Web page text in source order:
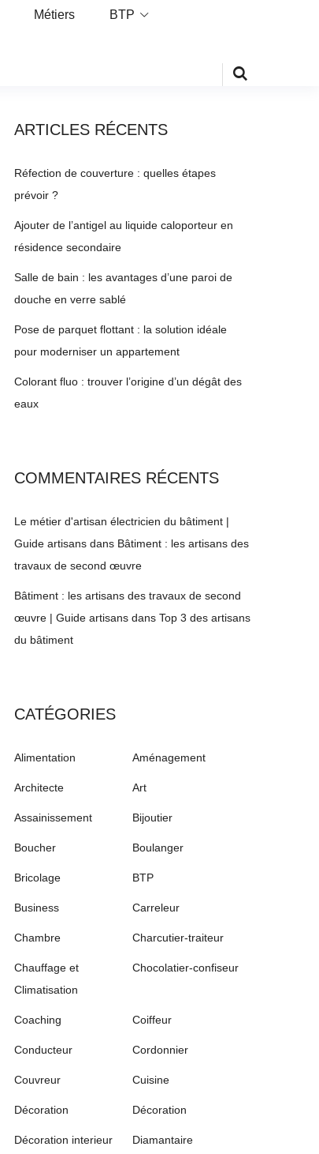
Métiers BTP
ARTICLES RÉCENTS
Réfection de couverture : quelles étapes
prévoir ?
Ajouter de l’antigel au liquide caloporteur en
résidence secondaire
Salle de bain : les avantages d’une paroi de
douche en verre sablé
Pose de parquet flottant : la solution idéale
pour moderniser un appartement
Colorant fluo : trouver l’origine d’un dégât des
eaux
COMMENTAIRES RÉCENTS
Le métier d'artisan électricien du bâtiment |
Guide artisans dans Bâtiment : les artisans des
travaux de second œuvre
Bâtiment : les artisans des travaux de second
œuvre | Guide artisans dans Top 3 des artisans
du bâtiment
CATÉGORIES
Alimentation Aménagement
Architecte Art
Assainissement Bijoutier
Boucher Boulanger
Bricolage BTP
Business Carreleur
Chambre Charcutier-traiteur
Chauffage et
Climatisation
Chocolatier-confiseur
Coaching Coiffeur
Conducteur Cordonnier
Couvreur Cuisine
Décoration Décoration
Décoration interieur Diamantaire